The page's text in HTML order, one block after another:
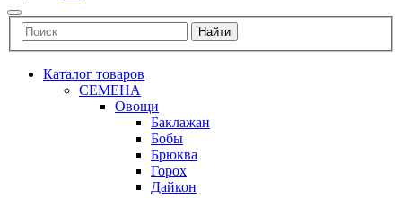
Каталог товаров
СЕМЕНА
Овощи
Баклажан
Бобы
Брюква
Горох
Дайкон